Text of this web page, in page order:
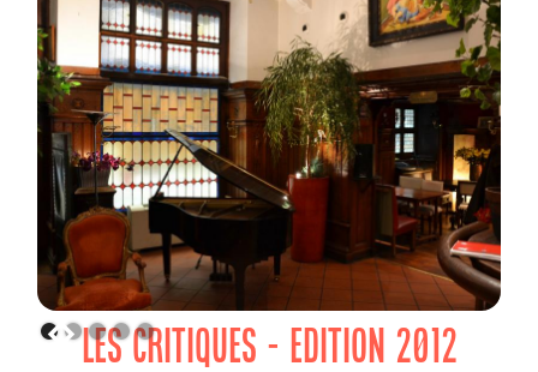
LES CRITIQUES - EDITION 2012